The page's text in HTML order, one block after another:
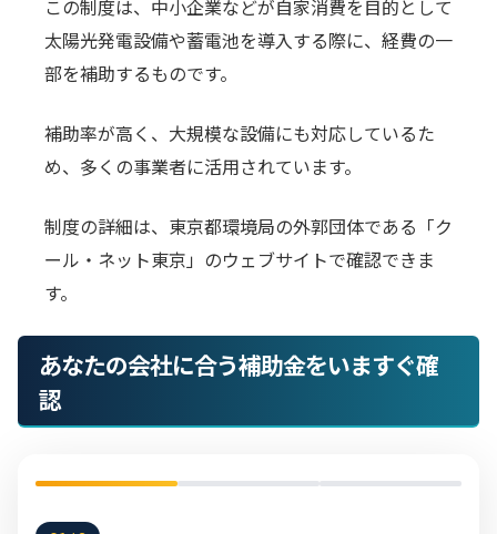
この制度は、中小企業などが自家消費を目的として
太陽光発電設備や蓄電池を導入する際に、経費の一
部を補助するものです。
補助率が高く、大規模な設備にも対応しているた
め、多くの事業者に活用されています。
制度の詳細は、東京都環境局の外郭団体である「ク
ール・ネット東京」のウェブサイトで確認できま
す。
あなたの会社に合う補助金をいますぐ確
認